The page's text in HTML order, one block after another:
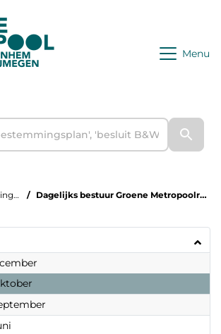
pagina
Menu
Dagelijks bestuur Groene Metropoolregio